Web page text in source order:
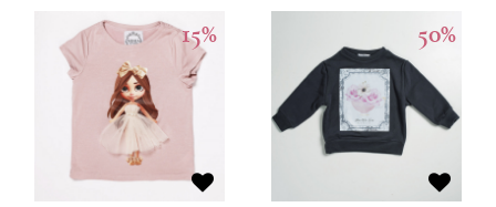
15% 50%